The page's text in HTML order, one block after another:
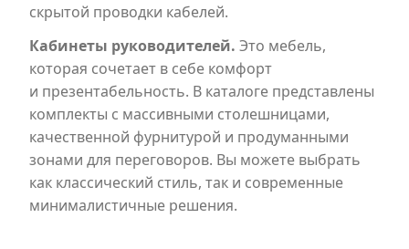
скрытой проводки кабелей.
Кабинеты руководителей. Это мебель,
которая сочетает в себе комфорт
и презентабельность. В каталоге представлены
комплекты с массивными столешницами,
качественной фурнитурой и продуманными
зонами для переговоров. Вы можете выбрать
как классический стиль, так и современные
минималистичные решения.